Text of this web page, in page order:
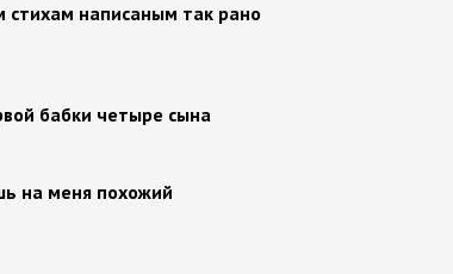
написаным так рано
бабки четыре сына
на меня похожий